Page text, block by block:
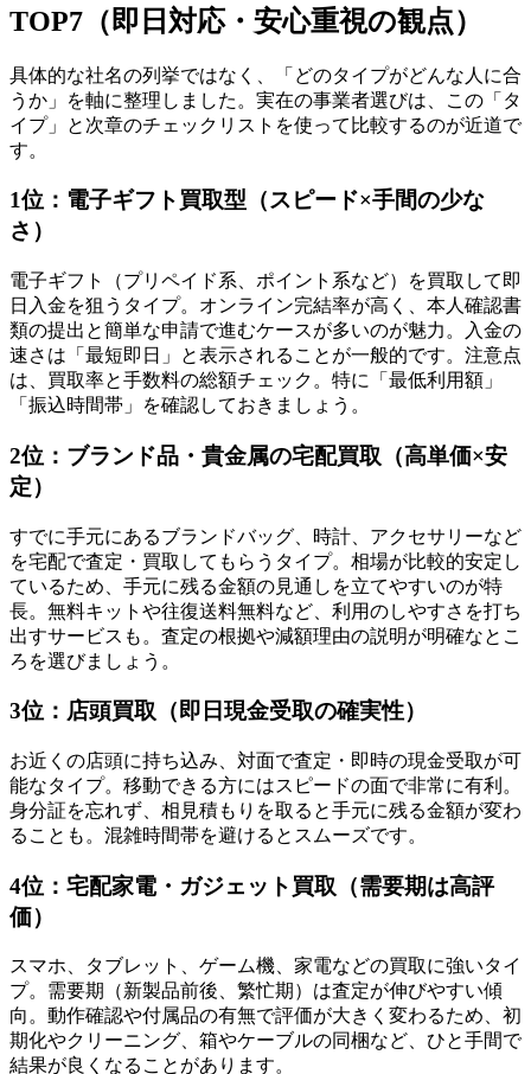
TOP7（即日対応・安心重視の観点）
具体的な社名の列挙ではなく、「どのタイプがどんな人に合
うか」を軸に整理しました。実在の事業者選びは、この「タ
イプ」と次章のチェックリストを使って比較するのが近道で
す。
1位：電子ギフト買取型（スピード×手間の少な
さ）
電子ギフト（プリペイド系、ポイント系など）を買取して即
日入金を狙うタイプ。オンライン完結率が高く、本人確認書
類の提出と簡単な申請で進むケースが多いのが魅力。入金の
速さは「最短即日」と表示されることが一般的です。注意点
は、買取率と手数料の総額チェック。特に「最低利用額」
「振込時間帯」を確認しておきましょう。
2位：ブランド品・貴金属の宅配買取（高単価×安
定）
すでに手元にあるブランドバッグ、時計、アクセサリーなど
を宅配で査定・買取してもらうタイプ。相場が比較的安定し
ているため、手元に残る金額の見通しを立てやすいのが特
長。無料キットや往復送料無料など、利用のしやすさを打ち
出すサービスも。査定の根拠や減額理由の説明が明確なとこ
ろを選びましょう。
3位：店頭買取（即日現金受取の確実性）
お近くの店頭に持ち込み、対面で査定・即時の現金受取が可
能なタイプ。移動できる方にはスピードの面で非常に有利。
身分証を忘れず、相見積もりを取ると手元に残る金額が変わ
ることも。混雑時間帯を避けるとスムーズです。
4位：宅配家電・ガジェット買取（需要期は高評
価）
スマホ、タブレット、ゲーム機、家電などの買取に強いタイ
プ。需要期（新製品前後、繁忙期）は査定が伸びやすい傾
向。動作確認や付属品の有無で評価が大きく変わるため、初
期化やクリーニング、箱やケーブルの同梱など、ひと手間で
結果が良くなることがあります。